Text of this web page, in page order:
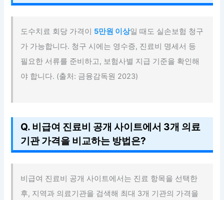
도수치료 회당 가격이 5만원 이상일 때도 실손보험 청구
가 가능합니다. 청구 시에는 영수증, 진료비 명세서 등
필요한 서류를 준비하고, 보험사별 지급 기준을 확인해
야 합니다. (출처: 금융감독원 2023)
Q. 비급여 진료비 공개 사이트에서 3개 의료
기관 가격을 비교하는 방법은?
비급여 진료비 공개 사이트에서는 진료 항목을 선택한
후, 지역과 의료기관을 검색해 최대 3개 기관의 가격을